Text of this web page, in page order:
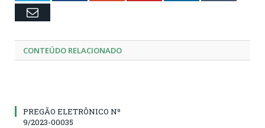
Email
CONTEÚDO RELACIONADO
PREGÃO ELETRÔNICO Nº
9/2023-00035